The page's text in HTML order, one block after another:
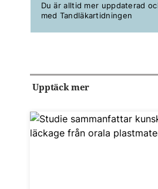
Du är alltid mer uppdaterad
med Tandläkartidningen
Upptäck mer